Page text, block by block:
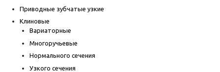
Приводные зубчатые узкие
Клиновые
Вариаторные
Многоручьевые
Нормального сечения
Узкого сечения